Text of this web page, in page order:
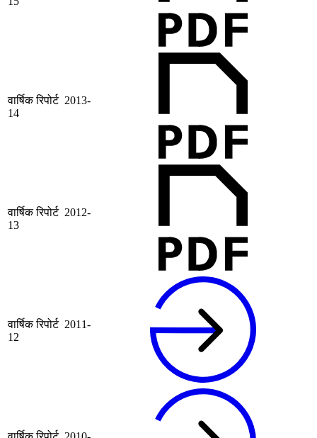
वार्षिक रिपोर्ट 2013-
14
वार्षिक रिपोर्ट 2012-
13
वार्षिक रिपोर्ट 2011-
12